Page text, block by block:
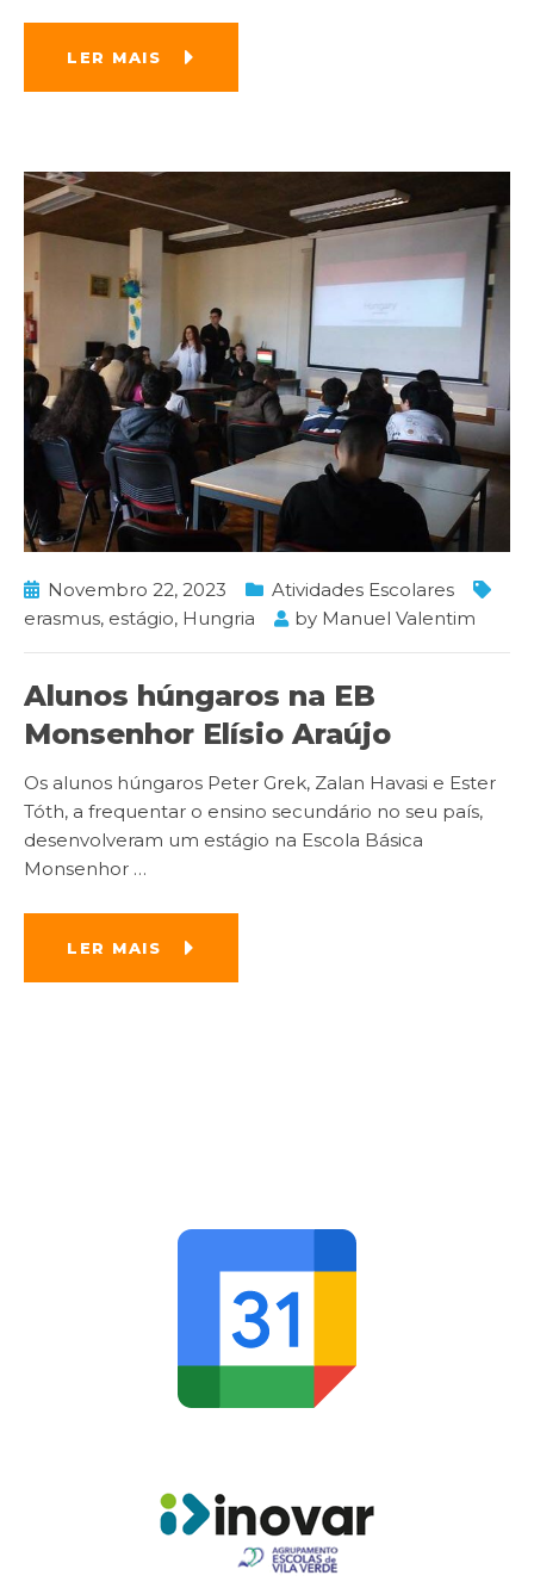
LER MAIS
Novembro 22, 2023
Atividades Escolares
erasmus, estágio, Hungria by Manuel Valentim
Alunos húngaros na EB
Monsenhor Elísio Araújo
Os alunos húngaros Peter Grek, Zalan Havasi e Ester
Tóth, a frequentar o ensino secundário no seu país,
desenvolveram um estágio na Escola Básica
Monsenhor …
LER MAIS